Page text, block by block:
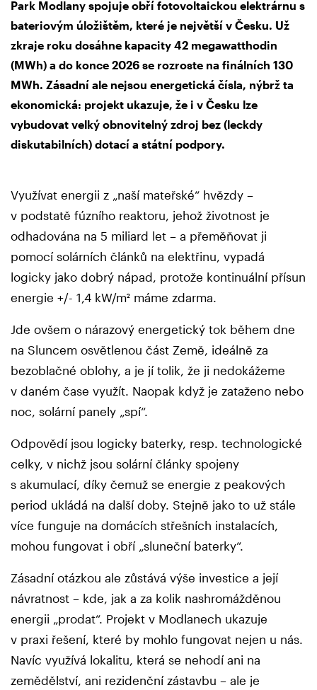
Park Modlany spojuje obří fotovoltaickou elektrárnu s
bateriovým úložištěm, které je největší v Česku. Už
zkraje roku dosáhne kapacity 42 megawatthodin
(MWh) a do konce 2026 se rozroste na finálních 130
MWh. Zásadní ale nejsou energetická čísla, nýbrž ta
ekonomická: projekt ukazuje, že i v Česku lze
vybudovat velký obnovitelný zdroj bez (leckdy
diskutabilních) dotací a státní podpory.
Využívat energii z „naší mateřské“ hvězdy –
v podstatě fúzního reaktoru, jehož životnost je
odhadována na 5 miliard let – a přeměňovat ji
pomocí solárních článků na elektřinu, vypadá
logicky jako dobrý nápad, protože kontinuální přísun
energie +/- 1,4 kW/m² máme zdarma.
Jde ovšem o nárazový energetický tok během dne
na Sluncem osvětlenou část Země, ideálně za
bezoblačné oblohy, a je jí tolik, že ji nedokážeme
v daném čase využít. Naopak když je zataženo nebo
noc, solární panely „spí“.
Odpovědí jsou logicky baterky, resp. technologické
celky, v nichž jsou solární články spojeny
s akumulací, díky čemuž se energie z peakových
period ukládá na další doby. Stejně jako to už stále
více funguje na domácích střešních instalacích,
mohou fungovat i obří „sluneční baterky“.
Zásadní otázkou ale zůstává výše investice a její
návratnost – kde, jak a za kolik nashromážděnou
energii „prodat“. Projekt v Modlanech ukazuje
v praxi řešení, které by mohlo fungovat nejen u nás.
Navíc využívá lokalitu, která se nehodí ani na
zemědělství, ani rezidenční zástavbu – ale je